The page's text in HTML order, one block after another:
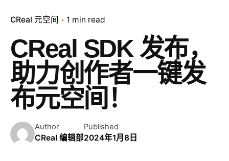
CReal 元空间 1 min read
CReal SDK 发布，
助力创作者一键发
布元空间！
Author
CReal 编辑部
Published
2024年1月8日